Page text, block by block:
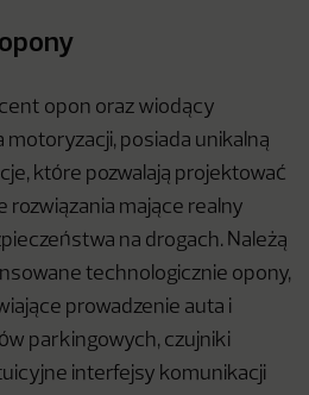
opon oraz wiodący
motoryzacji, posiada unikalną
które pozwalają projektować
rozwiązania mające realny
na drogach. Należą
technologicznie opony,
prowadzenie auta i
parkingowych, czujniki
interfejsy komunikacji